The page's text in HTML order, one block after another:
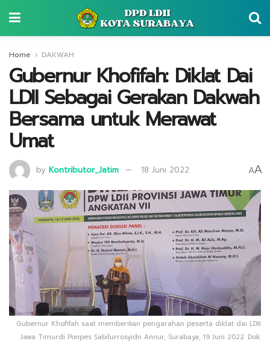
Home DAKWAH
Gubernur Khofifah: Diklat Dai
LDII Sebagai Gerakan Dakwah
Bersama untuk Merawat
Umat
by Kontributor_Jatim 18 Juni 2022 AA
Gubernur Khofifah saat memberikan pengarahan peserta diklat dai LDII
Jawa Timurdi Ponpes Sabilurrosyidn Annur, Surabaya, 19 Juni 2022. Dok: